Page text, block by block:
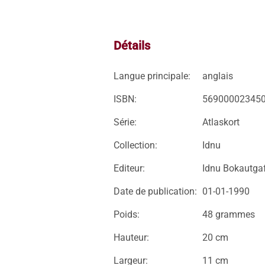
Détails
Langue principale: anglais
ISBN:
Série: Atlaskort
Collection: Idnu
Editeur: Idnu
Date de publication: 01-01-1990
Poids: 48 grammes
Hauteur: 20 cm
Largeur: 11 cm